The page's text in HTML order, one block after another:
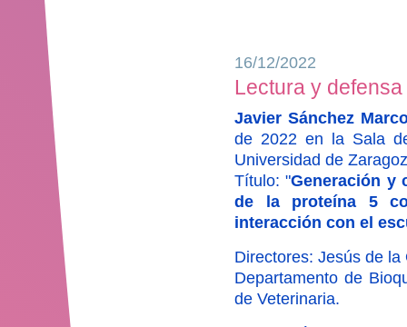
16/12/2022
Lectura y
Javier Sánchez
de 2022 en la Sala
Universidad de
Título: "Generación y
de la proteína 5
interacción con el
Directores: Jesús de
Departamento de
de Veterinaria.